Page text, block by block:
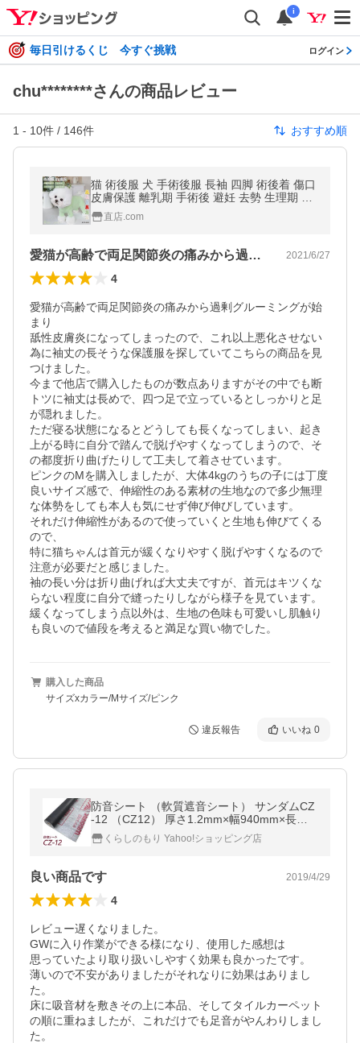
i
毎日引けるくじ 今すぐ挑戦 ログイン
chu********さんの商品レビュー
1 - 10件 / 146件 おすすめ順
猫 術後服 犬 手術後服 長袖 四脚 術後着 傷口
皮膚保護 離乳期 手術後 避妊 去勢 生理期 怪
我 術後ウェア エリザベスカラー イヌネコキ
ャット 術後服 抜け毛抑え
直店.com
愛猫が高齢で両足関節炎の痛みから過剰グ… 2021/6/27
4
愛猫が高齢で両足関節炎の痛みから過剰グルーミングが始
まり
舐性皮膚炎になってしまったので、これ以上悪化させない
為に袖丈の長そうな保護服を探していてこちらの商品を見
つけました。
今まで他店で購入したものが数点ありますがその中でも断
トツに袖丈は長めで、四つ足で立っているとしっかりと足
が隠れました。
ただ寝る状態になるとどうしても長くなってしまい、起き
上がる時に自分で踏んで脱げやすくなってしまうので、そ
の都度折り曲げたりして工夫して着させています。
ピンクのMを購入しましたが、大体4kgのうちの子には丁度
良いサイズ感で、伸縮性のある素材の生地なので多少無理
な体勢をしても本人も気にせず伸び伸びしています。
それだけ伸縮性があるので使っていくと生地も伸びてくる
ので、
特に猫ちゃんは首元が緩くなりやすく脱げやすくなるので
注意が必要だと感じました。
袖の長い分は折り曲げれば大丈夫ですが、首元はキツくな
らない程度に自分で縫ったりしながら様子を見ています。
緩くなってしまう点以外は、生地の色味も可愛いし肌触り
も良いので値段を考えると満足な買い物でした。
購入した商品
サイズxカラー/Mサイズ/ピンク
違反報告 いいね 0
防音シート （軟質遮音シート） サンダムCZ
-12 （CZ12） 厚さ1.2mm×幅940mm×長さ1
0ｍ ゼオン化成製遮音シート
くらしのもり Yahoo!ショッピング店
良い商品です 2019/4/29
4
レビュー遅くなりました。
GWに入り作業ができる様になり、使用した感想は
思っていたより取り扱いしやすく効果も良かったです。
薄いので不安がありましたがそれなりに効果はありまし
た。
床に吸音材を敷きその上に本品、そしてタイルカーペット
の順に重ねましたが、これだけでも足音がやんわりしまし
た。